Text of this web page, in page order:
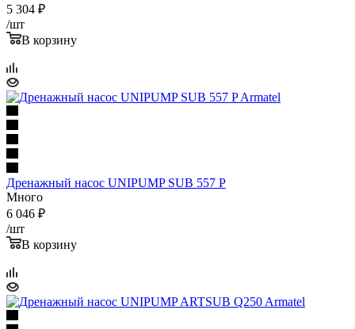
5 304 ₽
/шт
В корзину
Дренажный насос UNIPUMP SUB 557 P
Много
6 046 ₽
/шт
В корзину